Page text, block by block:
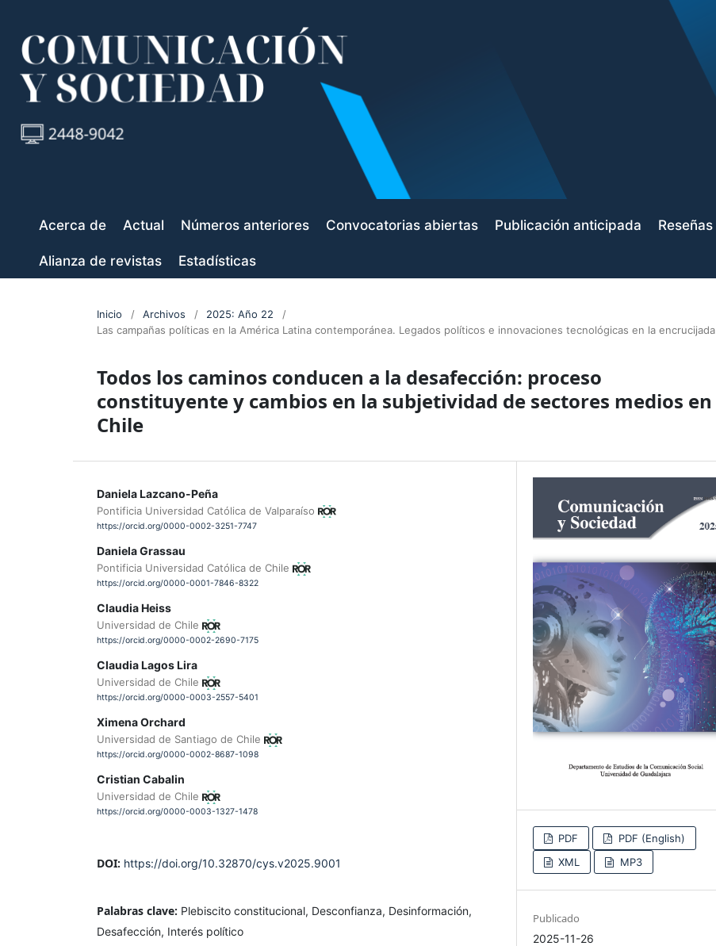
Acerca de Actual Números anteriores Convocatorias abiertas Publicación anticipada Reseñas
Alianza de revistas Estadísticas
Inicio / Archivos / 2025: Año 22
/
Las campañas políticas en la América Latina contemporánea. Legados políticos e innovaciones tecnológicas en la encrucijada
Todos los caminos conducen a la desafección: proceso
constituyente y cambios en la subjetividad de sectores medios en
Chile
Daniela Lazcano-Peña
Pontificia Universidad Católica de Valparaíso
https://orcid.org/0000-0002-3251-7747
Daniela Grassau
Pontificia Universidad Católica de Chile
https://orcid.org/0000-0001-7846-8322
Claudia Heiss
Universidad de Chile
https://orcid.org/0000-0002-2690-7175
Claudia Lagos Lira
Universidad de Chile
https://orcid.org/0000-0003-2557-5401
Ximena Orchard
Universidad de Santiago de Chile
https://orcid.org/0000-0002-8687-1098
Cristian Cabalin
Universidad de Chile
https://orcid.org/0000-0003-1327-1478
DOI: https://doi.org/10.32870/cys.v2025.9001
Palabras clave: Plebiscito constitucional, Desconfianza, Desinformación,
Desafección, Interés político
PDF
PDF (English)
XML
MP3
Publicado
2025-11-26